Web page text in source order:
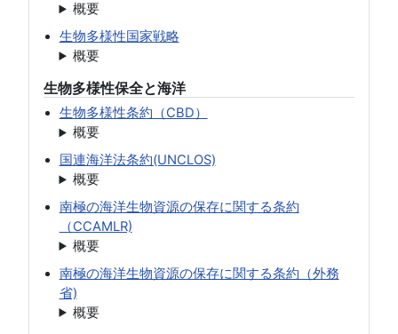
概要
生物多様性国家戦略
概要
生物多様性保全と海洋
生物多様性条約（CBD）
概要
国連海洋法条約(UNCLOS)
概要
南極の海洋生物資源の保存に関する条約
（CCAMLR)
概要
南極の海洋生物資源の保存に関する条約（外務
省)
概要